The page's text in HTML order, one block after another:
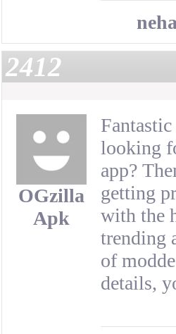
2412
OGzilla
Apk
looking
app?
getting
with the
trending
of
details,